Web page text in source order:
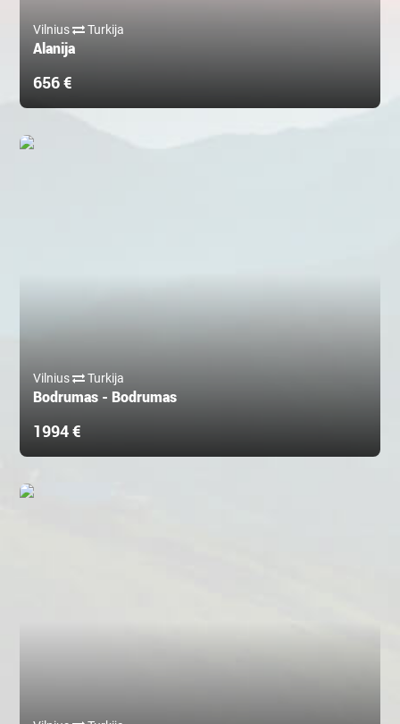
Vilnius Turkija
Alanija
656 €
Vilnius Turkija
Bodrumas - Bodrumas
1994 €